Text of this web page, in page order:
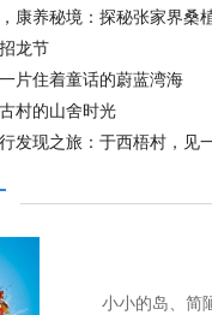
康养秘境：探秘张家界桑
龙节
片住着童话的蔚蓝湾海
村的山舍时光
发现之旅：于西梧村，见
小小的岛、简